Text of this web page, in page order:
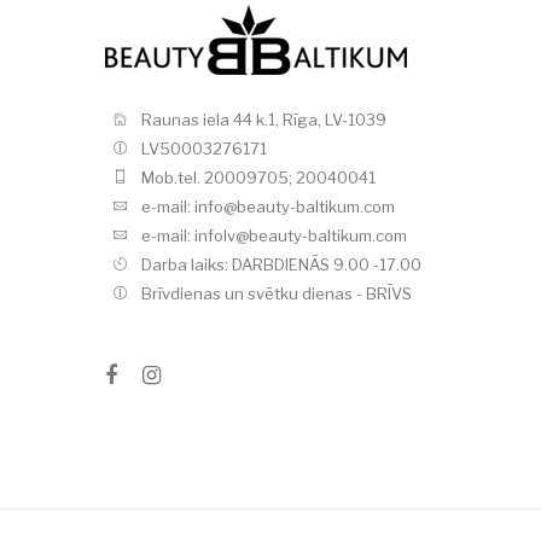
Raunas iela 44 k.1, Rīga, LV-1039
LV50003276171
Mob.tel. 20009705; 20040041
e-mail: info@beauty-baltikum.com
e-mail: infolv@beauty-baltikum.com
Darba laiks: DARBDIENĀS 9.00 -17.00
Brīvdienas un svētku dienas - BRĪVS